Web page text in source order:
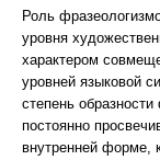
Роль
уровня
характером
уровней языковой
степень
постоянно
внутренней форме,